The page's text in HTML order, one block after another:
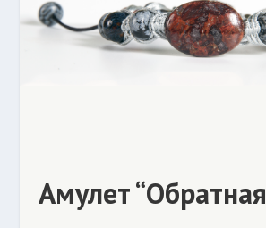
Амулет “Обратная